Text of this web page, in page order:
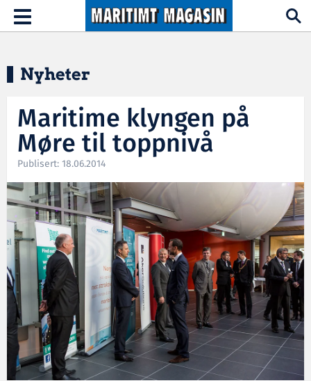
Hopp til hovedinnhold
Toggle
navigation
Nyheter
Maritime klyngen på
Møre til toppnivå
Publisert: 18.06.2014